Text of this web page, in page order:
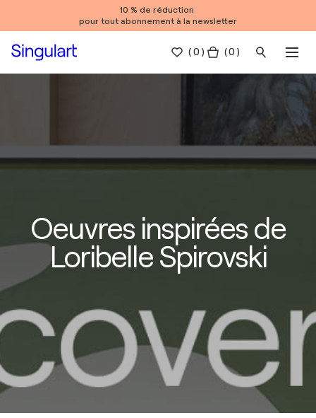
10 % de réduction
pour tout abonnement à la newsletter
(0 ) ( 0 )
Oeuvres inspirées de
Loribelle Spirovski